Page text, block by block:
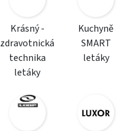
Krásný -
zdravotnická
technika
letáky
Kuchyně
SMART
letáky